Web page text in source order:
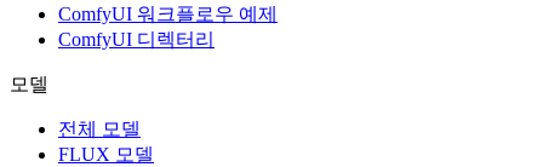
ComfyUI 워크플로우 예제
ComfyUI 디렉터리
모델
전체 모델
FLUX 모델